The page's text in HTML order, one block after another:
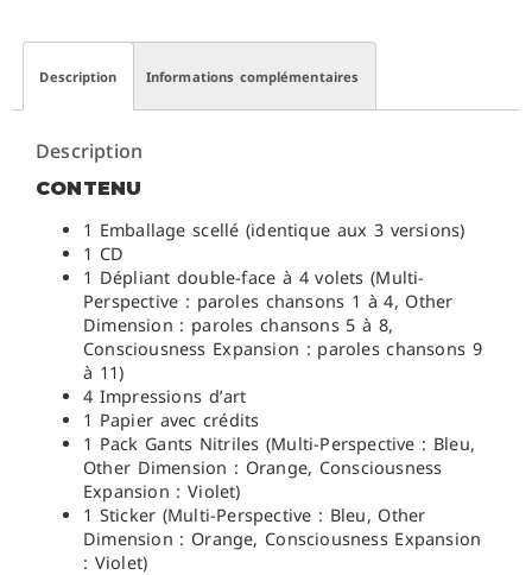
Description Informations complémentaires
Description
CONTENU
1 Emballage scellé (identique aux 3 versions)
1 CD
1 Dépliant double-face à 4 volets (Multi-
Perspective : paroles chansons 1 à 4, Other
Dimension : paroles chansons 5 à 8,
Consciousness Expansion : paroles chansons 9
à 11)
4 Impressions d’art
1 Papier avec crédits
1 Pack Gants Nitriles (Multi-Perspective : Bleu,
Other Dimension : Orange, Consciousness
Expansion : Violet)
1 Sticker (Multi-Perspective : Bleu, Other
Dimension : Orange, Consciousness Expansion
: Violet)